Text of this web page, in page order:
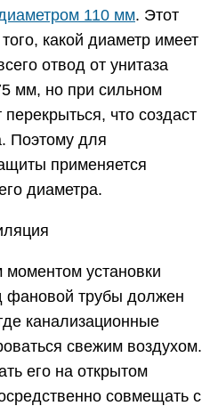
110 мм. Этот
какой диаметр имеет
отвод от унитаза
мм, но при сильном
что создаст
Поэтому для
применяется
диаметра.
установки
фановой трубы должен
канализационные
свежим воздухом.
его на открытом
совмещать с